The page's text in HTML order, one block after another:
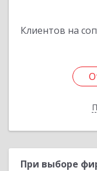
Клиентов на
При выборе